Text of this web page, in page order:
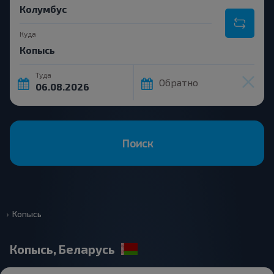
Куда
Туда
Обратно
Поиск
Копысь
Копысь, Беларусь